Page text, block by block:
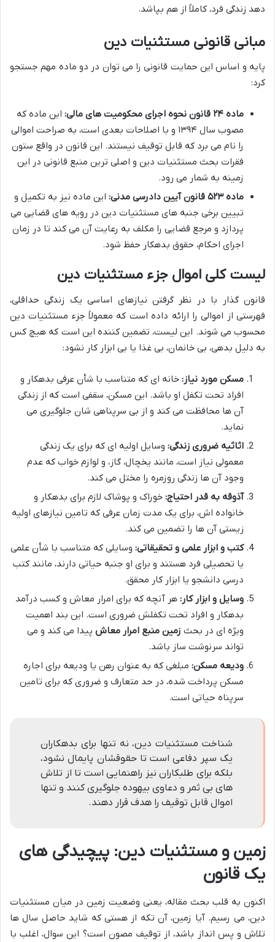
دهد زندگی فرد، کاملاً از هم بپاشد.
مبانی قانونی مستثنیات دین
پایه و اساس این حمایت قانونی را می توان در دو ماده مهم جستجو
کرد:
ماده ۲۴ قانون نحوه اجرای محکومیت های مالی:
این ماده که
مصوب سال ۱۳۹۴ و با اصلاحات بعدی است، به صراحت اموالی
را نام می برد که قابل توقیف نیستند. این قانون در واقع ستون
فقرات بحث مستثنیات دین و اصلی ترین منبع قانونی در این
زمینه به شمار می رود.
ماده ۵۲۳ قانون آیین دادرسی مدنی:
این ماده نیز به تکمیل و
تبیین برخی جنبه های مستثنیات دین در رویه های قضایی می
پردازد و مرجع قضایی را مکلف به رعایت آن می کند تا در زمان
اجرای احکام، حقوق بدهکار حفظ شود.
لیست کلی اموال جزء مستثنیات دین
قانون گذار با در نظر گرفتن نیازهای اساسی یک زندگی حداقلی،
فهرستی از اموالی را ارائه داده است که معمولاً جزء مستثنیات دین
محسوب می شوند. این لیست، تضمین کننده این است که هیچ کس
به دلیل بدهی، بی خانمان، بی غذا یا بی ابزار کار نشود:
مسکن مورد نیاز: خانه ای که متناسب با شأن عرفی بدهکار و
افراد تحت تکفل او باشد. این مسکن، سقفی است که از زندگی
آن ها محافظت می کند و از بی سرپناهی شان جلوگیری می
نماید.
اثاثیه ضروری زندگی: وسایل اولیه ای که برای یک زندگی
معمولی نیاز است، مانند یخچال، گاز، و لوازم خواب که عدم
وجود آن ها زندگی روزمره را مختل می کند.
آذوقه به قدر احتیاج: خوراک و پوشاک لازم برای بدهکار و
خانواده اش، برای یک مدت زمان عرفی که تامین نیازهای اولیه
زیستی آن ها را تضمین می کند.
کتب و ابزار علمی و تحقیقاتی: وسایلی که متناسب با شأن علمی
یا تحصیلی فرد هستند و برای او جنبه حیاتی دارند، مانند کتب
درسی دانشجو یا ابزار کار محقق.
وسایل و ابزار کار: هر آنچه که برای امرار معاش و کسب درآمد
بدهکار و افراد تحت تکفلش ضروری است. این بند اهمیت
ویژه ای در بحث زمین منبع امرار معاش پیدا می کند و می
تواند سرنوشت ساز باشد.
ودیعه مسکن: مبلغی که به عنوان رهن یا ودیعه برای اجاره
مسکن پرداخت شده، در حد متعارف و ضروری که برای تامین
سرپناه حیاتی است.
شناخت مستثنیات دین، نه تنها برای بدهکاران
یک سپر دفاعی است تا حقوقشان پایمال نشود،
بلکه برای طلبکاران نیز راهنمایی است تا از تلاش
های بی ثمر و دعاوی بیهوده جلوگیری کنند و تنها
اموال قابل توقیف را هدف قرار دهند.
زمین و مستثنیات دین: پیچیدگی های
یک قانون
اکنون به قلب بحث مقاله، یعنی وضعیت زمین در میان مستثنیات
دین، می رسیم. آیا زمین، آن تکه از هستی که شاید حاصل سال ها
تلاش و پس انداز باشد، از توقیف مصون است؟ این سوال، اغلب با